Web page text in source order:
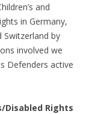
and
in Germany,
Switzerland by
involved we
Defenders active
Disabled Rights